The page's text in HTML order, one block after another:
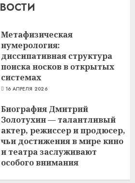
Метафизическая
нумерология:
диссипативная структура
поиска носков в открытых
системах
16 АПРЕЛЯ 2026
Биография Дмитрий
Золотухин — талантливый
актер, режиссер и продюсер,
чьи достижения в мире кино
и театра заслуживают
особого внимания